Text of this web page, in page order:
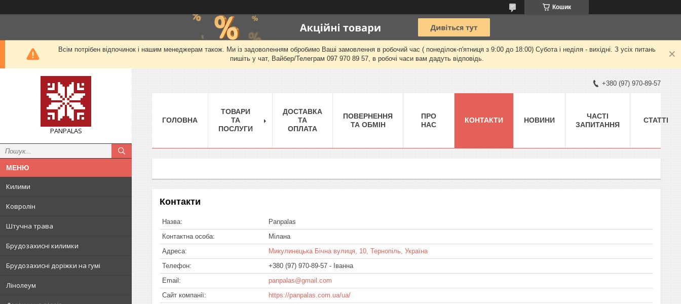
Кошик
Всім потрібен відпочинок і нашим менеджерам також. Ми із задоволенням обробимо Ваші замовлення в робочий час ( понеділок-п'ятниця з 9:00 до 18:00) Субота і неділя - вихідні. З усіх питань
пишіть у чат, Вайбер/Телеграм 097 970 89 57, в робочі часи вам дадуть відповідь.
PANPALAS
Килими
Ковролін
Штучна трава
Брудозахисні килимки
Брудозахисні доріжки на гумі
Лінолеум
+380 (97) 970-89-57
ГОЛОВНА
ТОВАРИ
ТА
ПОСЛУГИ
ДОСТАВКА
ТА
ОПЛАТА
ПОВЕРНЕННЯ
ТА ОБМІН
ПРО
НАС
КОНТАКТИ НОВИНИ
ЧАСТІ
ЗАПИТАННЯ
СТАТТІ
Контакти
Panpalas
Мілана
Микулинецька Бічна вулиця, 10, Тернопіль, Україна
+380 (97) 970-89-57
Іванна
panpalas@gmail.com
https://panpalas.com.ua/ua/